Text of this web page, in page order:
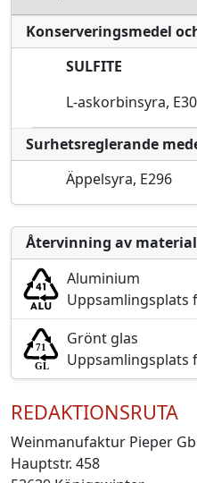
Konserveringsmedel
SULFITE
L-askorbinsyra,
Surhetsreglerande
Äppelsyra, E296
Återvinning av material
Aluminium
Uppsamlingsplats
Grönt glas
Uppsamlingsplats
REDAKTIONSRUTA
Weinmanufaktur Pieper
Hauptstr. 458